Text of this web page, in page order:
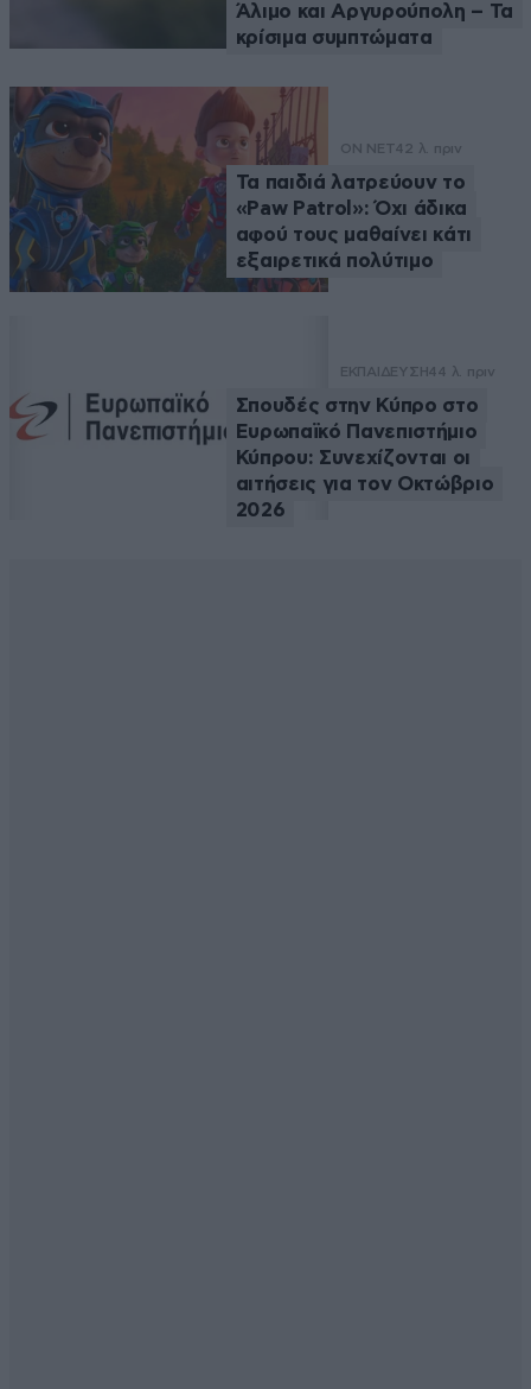
Άλιμο και Αργυρούπολη – Τα
κρίσιμα συμπτώματα
ON NET42 λ. πριν
Τα παιδιά λατρεύουν το
«Paw Patrol»: Όχι άδικα
αφού τους μαθαίνει κάτι
εξαιρετικά πολύτιμο
ΕΚΠΑΙΔΕΥΣΗ44 λ. πριν
Σπουδές στην Κύπρο στο
Ευρωπαϊκό Πανεπιστήμιο
Κύπρου: Συνεχίζονται οι
αιτήσεις για τον Οκτώβριο
2026